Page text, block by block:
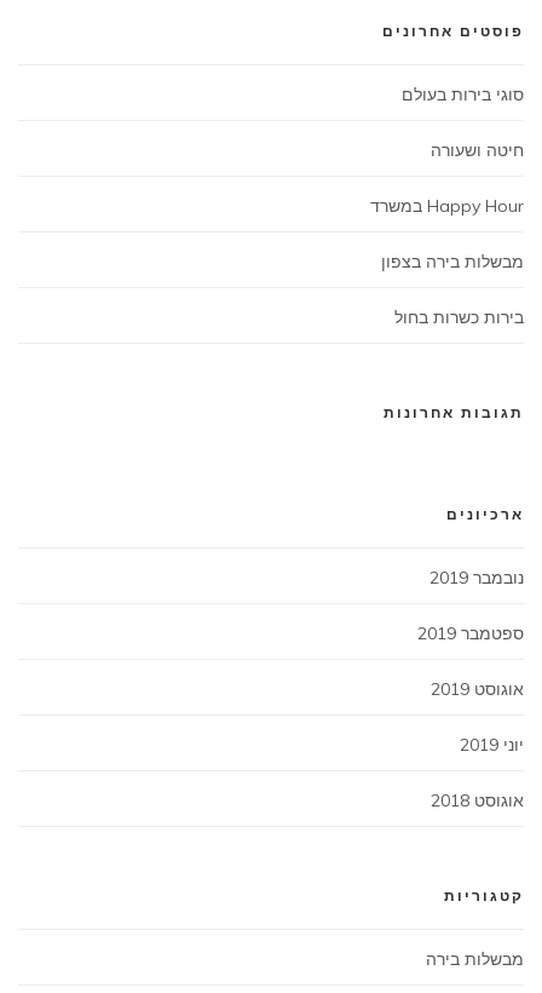
פוסטים אחרונים
סוגי בירות בעולם
חיטה ושעורה
Happy Hour במשרד
מבשלות בירה בצפון
בירות כשרות בחול
תגובות אחרונות
ארכיונים
נובמבר 2019
ספטמבר 2019
אוגוסט 2019
יוני 2019
אוגוסט 2018
קטגוריות
מבשלות בירה